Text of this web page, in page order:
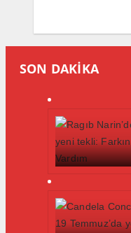
SON DAKİKA